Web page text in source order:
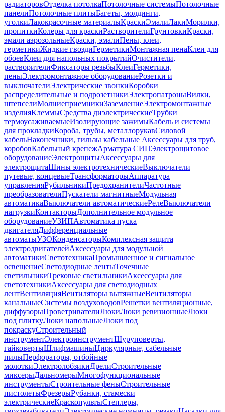
радиаторовОтделка потолкаПотолочные системыПотолочные
панелиПотолочные плитыБагеты, молдинги,
уголкиЛакокрасочные материалыКраскиЭмалиЛакиМорилки,
пропиткиКолеры для краскиРастворителиГрунтовкиКраски,
эмали аэрозольныеКраски, эмалиПены, клеи,
герметикиЖидкие гвоздиГерметикиМонтажная пенаКлеи для
обоевКлеи для напольных покрытийОчистители,
растворителиФиксаторы резьбыКлеиГерметики,
пеныЭлектромонтажное оборудованиеРозетки и
выключателиЭлектрические звонкиКоробки
распределительные и подрозетникиЭлектропатроныВилки,
штепселиМолниеприемникиЗаземлениеЭлектромонтажные
изделияКлеммыСредства диэлектрическиеТрубки
термоусаживаемыеИзолирующие зажимыКабель и системы
для прокладкиКороба, трубы, металлорукавСиловой
кабельНаконечники, гильзы кабельные Аксессуары для труб,
коробовКабельный крепежАрматура СИПЭлектрощитовое
оборудованиеЭлектрощитыАксессуары для
электрощитаШины электротехническиеВыключатели
путевые, концевыеТрансформаторыАппаратура
управленияРубильникиПредохранителиЧастотные
преобразователиПускатели магнитныеМодульная
автоматикаВыключатели автоматическиеРелеВыключатели
нагрузкиКонтакторыДополнительное модульное
оборудованиеУЗИПАвтоматика пуска
двигателяДифференциальные
автоматыУЗОКонденсаторыКомплексная защита
электродвигателейАксессуары для модульной
автоматикиСветотехникаПромышленное и сигнальное
освещениеСветодиодные лентыТочечные
светильникиТрековые светильникиАксессуары для
светотехникиАксессуары для светодиодных
лентВентиляцияВентиляторы вытяжныеВентиляторы
канальныеСистемы воздуховодовРешетки вентиляционные,
диффузорыПроветривателиЛюкиЛюки ревизионныеЛюки
под плиткуЛюки напольныеЛюки под
покраскуСтроительный
инструментЭлектроинструментШуруповерты,
гайковертыШлифмашиныЦиркулярные, сабельные
пилыПерфораторы, отбойные
молоткиЭлектролобзикиДрелиСтроительные
миксерыДальномерыМногофункциональные
инструментыСтроительные феныСтроительные
пистолетыФрезерыРубанки, стамески
электрическиеКраскопультыСтеплеры,